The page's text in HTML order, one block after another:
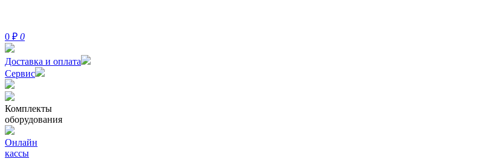
0 ₽ 0
Доставка и оплата
Сервис
Комплекты
оборудования
Онлайн
кассы